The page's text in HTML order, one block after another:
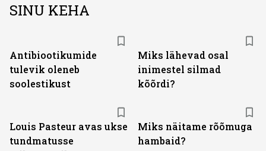
SINU KEHA
Antibiootikumide
tulevik oleneb
soolestikust
Miks lähevad osal
inimestel silmad
kõõrdi?
Louis Pasteur avas ukse
tundmatusse
Miks näitame rõõmuga
hambaid?